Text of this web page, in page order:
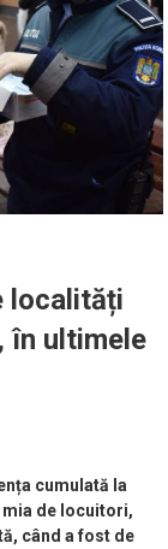
localități
ultimele
cumulată la